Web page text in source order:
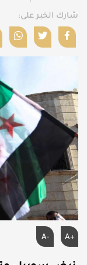
شارك الخبر على:
A+
A-